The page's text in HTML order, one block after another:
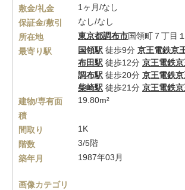
敷金/礼金
1ヶ月/なし
保証金/敷引
なし/なし
所在地
東京都調布市国領町７丁目
最寄り駅
国領駅 徒歩9分 京王電鉄京
布田駅 徒歩12分 京王電鉄
調布駅 徒歩20分 京王電鉄
柴崎駅 徒歩21分 京王電鉄
建物/専有面
積
19.80m²
間取り
1K
階数
3/5階
築年月
1987年03月
画像カテゴリ